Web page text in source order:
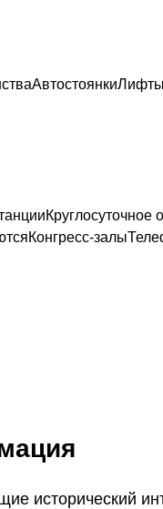
АвтостоянкиЛифты
Круглосуточное
Конгресс-залы
исторический